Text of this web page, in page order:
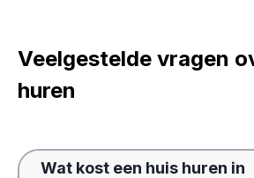
Veelgestelde vragen
huren
Wat kost een huis huren in